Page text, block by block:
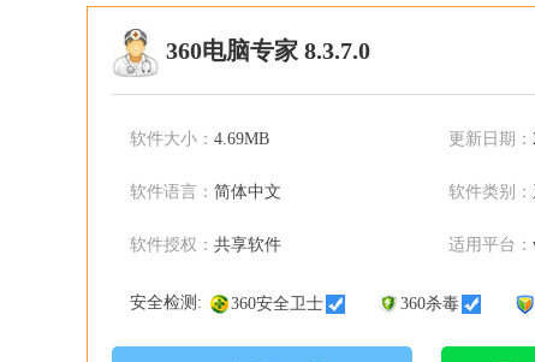
360电脑专家 8.3.7.0
软件大小： 4.69MB 更新日期：
软件语言： 简体中文 软件类别：
软件授权： 共享软件 适用平台：
安全检测: 360安全卫士 360杀毒